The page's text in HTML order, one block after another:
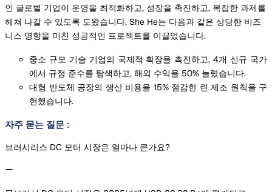
인 글로벌 기업이 운영을 최적화하고, 성장을 촉진하고, 복잡한 과제를
헤쳐 나갈 수 있도록 도왔습니다. She He는 다음과 같은 상당한 비즈
니스 영향을 미친 성공적인 프로젝트를 이끌었습니다.
중소 규모 기술 기업의 국제적 확장을 촉진하고, 4개 신규 국가
에서 규정 준수를 탐색하고, 해외 수익을 50% 늘렸습니다.
대형 반도체 공장의 생산 비용을 15% 절감한 린 제조 원칙을 구
현했습니다.
자주 묻는 질문 :
브러시리스 DC 모터 시장은 얼마나 큰가요?